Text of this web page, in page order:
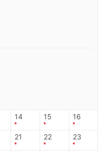
14 15 16
21 22 23